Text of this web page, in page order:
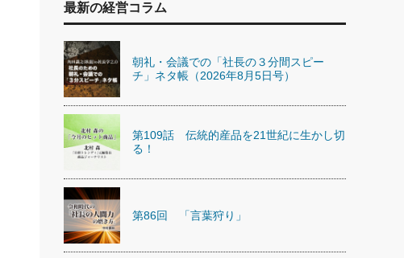
最新の経営コラム
朝礼・会議での「社長の３分間スピー
チ」ネタ帳（2026年8月5日号）
第109話 伝統的産品を21世紀に生かし切
る！
第86回 「言葉狩り」